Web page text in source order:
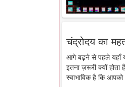
चंद्रोदय का
आगे बढ़ने से पहले यहाँ
इतना ज़रूरी क्यों
स्वाभाविक है कि